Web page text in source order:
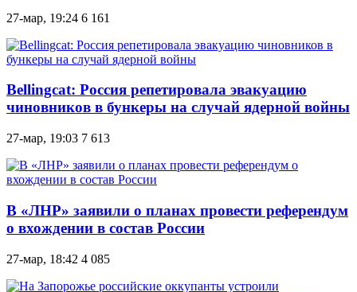
27-мар, 19:24 6 161
Bellingcat: Россия репетировала эвакуацию
чиновников в бункеры на случай ядерной войны
27-мар, 19:03 7 613
В «ЛНР» заявили о планах провести референдум
о вхождении в состав России
27-мар, 18:42 4 085